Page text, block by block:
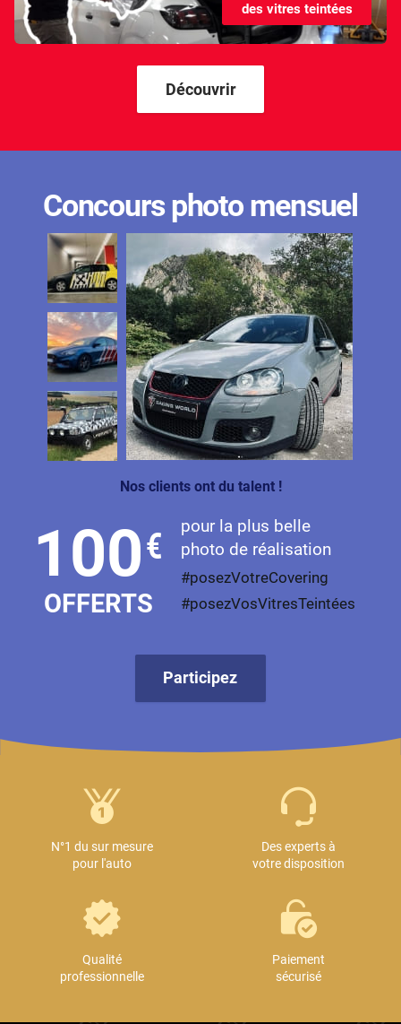
Kandi
Karma
Lada
Land Rover
Ldv
Lexus
Ligier
Lincoln
Livan
Maserati
Maybach
Mazda
MG
Mitsubishi
Oldsmobile
des vitres teintées
Découvrir
Concours photo mensuel
Nos clients ont du talent !
100€
OFFERTS
pour la plus belle
photo de réalisation
#posezVotreCovering
#posezVosVitresTeintées
Participez
N°1 du sur mesure
pour l'auto
Des experts à
votre disposition
Qualité
professionnelle
Paiement
sécurisé